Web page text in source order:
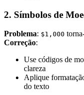
2. Símbolos de
Problema: $1,000
Correção:
Use códigos de
clareza
Aplique
do texto